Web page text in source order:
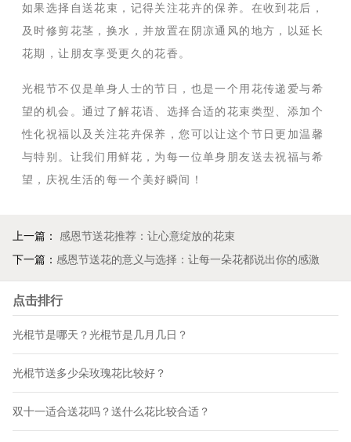
如果选择自送花束，记得关注花卉的保养。在收到花后，
及时修剪花茎，换水，并放置在阴凉通风的地方，以延长
花期，让朋友享受更久的花香。
光棍节不仅是单身人士的节日，也是一个用花传递爱与希
望的机会。通过了解花语、选择合适的花束类型、添加个
性化祝福以及关注花卉保养，您可以让这个节日更加温馨
与特别。让我们用鲜花，为每一位单身朋友送去祝福与希
望，庆祝生活的每一个美好瞬间！
上一篇：
感恩节送花推荐：让心意绽放的花束
下一篇： 感恩节送花的意义与选择：让每一朵花都说出你的感激
点击排行
光棍节是哪天？光棍节是几月几日？
光棍节送多少朵玫瑰花比较好？
双十一适合送花吗？送什么花比较合适？